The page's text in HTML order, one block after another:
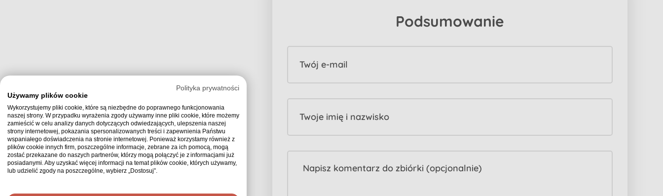
Podsumowanie
Twój e-mail
Twoje imię i nazwisko
Polityka prywatności
Używamy plików cookie
Wykorzystujemy pliki cookie, które są niezbędne do poprawnego funkcjonowania
naszej strony. W przypadku wyrażenia zgody używamy inne pliki cookie, które możemy
zamieścić w celu analizy danych dotyczących odwiedzających, ulepszenia naszej
strony internetowej, pokazania spersonalizowanych treści i zapewnienia Państwu
wspaniałego doświadczenia na stronie internetowej. Ponieważ korzystamy również z
plików cookie innych firm, poszczególne informacje, zebrane za ich pomocą, mogą
zostać przekazane do naszych partnerów, którzy mogą połączyć je z informacjami już
posiadanymi. Aby uzyskać więcej informacji na temat plików cookie, których używamy,
lub udzielić zgody na poszczególne, wybierz „Dostosuj”.